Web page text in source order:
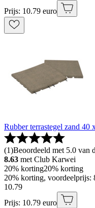
Prijs: 10.79 euro
Rubber terrastegel zand 40
(1)Beoordeeld met 5.0 van
8.63 met Club Karwei
20% korting20% korting
20% korting, voordeelprijs:
10.79
Prijs: 10.79 euro